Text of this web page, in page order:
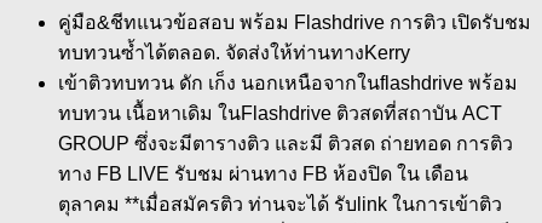
คู่มือ&ชีทแนวข้อสอบ พร้อม Flashdrive การติว เปิดรับชม
ทบทวนซ้ำได้ตลอด. จัดส่งให้ท่านทางKerry
เข้าติวทบทวน ดัก เก็ง นอกเหนือจากในflashdrive พร้อม
ทบทวน เนื้อหาเดิม ในFlashdrive ติวสดที่สถาบัน ACT
GROUP ซึ่งจะมีตารางติว และมี ติวสด ถ่ายทอด การติว
ทาง FB LIVE รับชม ผ่านทาง FB ห้องปิด ใน เดือน
ตุลาคม **เมื่อสมัครติว ท่านจะได้ รับlink ในการเข้าติว